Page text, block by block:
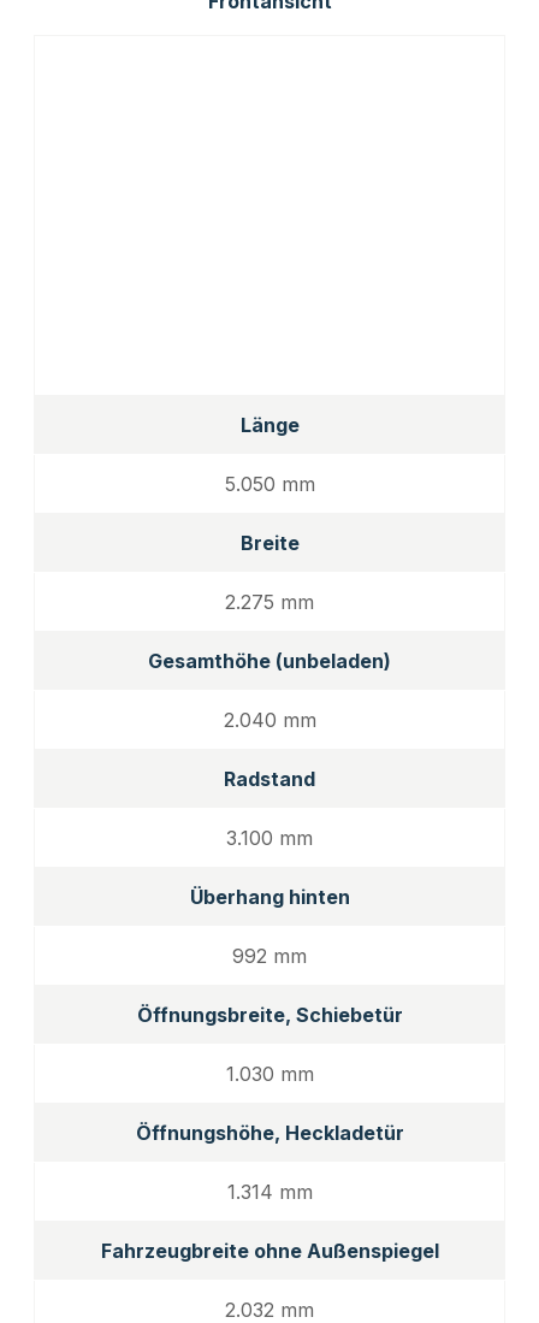
Länge
5.050 mm
Breite
2.275 mm
Gesamthöhe (unbeladen)
2.040 mm
Radstand
3.100 mm
Überhang hinten
992 mm
Öffnungsbreite, Schiebetür
1.030 mm
Öffnungshöhe, Heckladetür
1.314 mm
Fahrzeugbreite ohne Außenspiegel
2.032 mm